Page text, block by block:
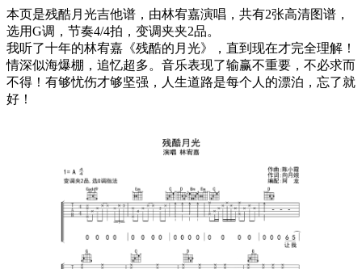
本页是残酷月光吉他谱，由林宥嘉演唱，共有2张高清图谱，
选用G调，节奏4/4拍，变调夹夹2品。
我听了十年的林宥嘉《残酷的月光》，直到现在才完全理解！
情深似海爆棚，追忆超多。音乐表现了输赢不重要，不必求而
不得！有够忧伤才够坚强，人生道路是每个人的漂泊，忘了就
好！